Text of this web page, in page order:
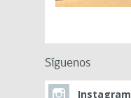
Síguenos
Instagram